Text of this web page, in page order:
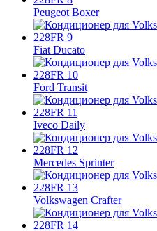
Peugeot Boxer
Fiat Ducato
Ford Transit
Iveco Daily
Mercedes Sprinter
Volkswagen Crafter